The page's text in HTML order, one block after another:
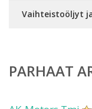
Vaihteistoöljyt
PARHAAT